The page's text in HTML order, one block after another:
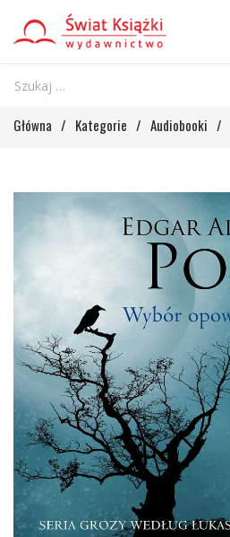
Główna / Kategorie / Audiobooki /